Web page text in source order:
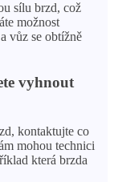
sílu brzd, což
možnost
vůz se obtížně
vyhnout
kontaktujte co
mohou technici
která brzda